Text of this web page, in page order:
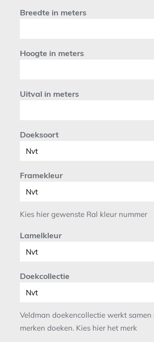
Breedte in meters
Hoogte in meters
Uitval in meters
Doeksoort
Framekleur
Kies hier gewenste Ral kleur nummer
Lamelkleur
Doekcollectie
Veldman doekencollectie werkt samen
merken doeken. Kies hier het merk